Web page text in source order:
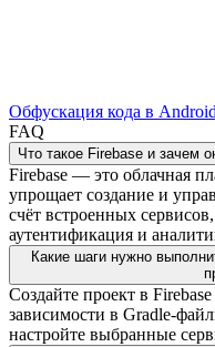
Обфускация кода в
FAQ
Что такое Firebase и зачем
Firebase — это облачная
упрощает создание и
счёт встроенных
аутентификация и
Какие шаги нужно
Создайте проект в
зависимости в Gradle-
настройте выбранные